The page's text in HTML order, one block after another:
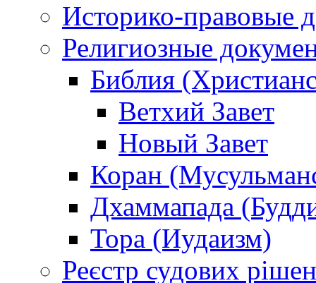
Историко-правовые
Религиозные
Библия
Ветхий Завет
Новый Завет
Коран
Дхаммапада
Тора (Иудаизм)
Реєстр судових